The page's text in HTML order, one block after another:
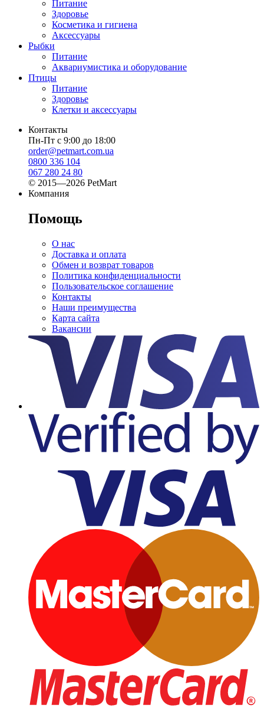
Питание
Здоровье
Косметика и гигиена
Аксессуары
Рыбки
Питание
Аквариумистика и оборудование
Птицы
Питание
Здоровье
Клетки и аксессуары
Контакты
Пн-Пт с 9:00 до 18:00
order@petmart.com.ua
0800 336 104
067 280 24 80
© 2015—2026 PetMart
Компания
Помощь
О нас
Доставка и оплата
Обмен и возврат товаров
Политика конфиденциальности
Пользовательское соглашение
Контакты
Наши преимущества
Карта сайта
Вакансии